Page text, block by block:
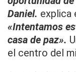
Daniel. explica
«Intentamos
casa de paz».
el centro del